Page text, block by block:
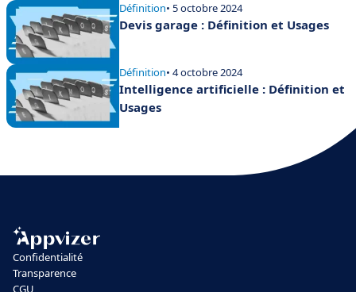
Définition• 5 octobre 2024
Devis garage : Définition et Usages
Définition• 4 octobre 2024
Intelligence artificielle : Définition et
Usages
Confidentialité
Transparence
CGU